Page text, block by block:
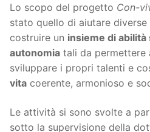
Lo scopo del progetto Con-
stato quello di aiutare
costruire un insieme di
autonomia tali da permettere
sviluppare i propri talenti e
vita coerente, armonioso e
Le attività si sono svolte a
sotto la supervisione della